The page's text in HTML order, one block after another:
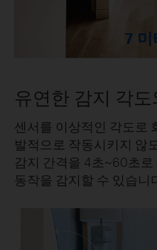
7 미
유연한 감지 각도
센서를 이상적인 각도로
발적으로 작동시키지 않
감지 간격을 4초~60초
동작을 감지할 수 있습니